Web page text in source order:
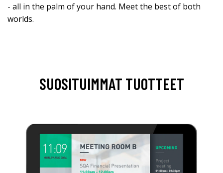
- all in the palm of your hand. Meet the best of both
worlds.
SUOSITUIMMAT TUOTTEET